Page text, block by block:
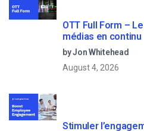
OTT Full Form –
médias en continu
by Jon Whitehead
August 4, 2026
Stimuler